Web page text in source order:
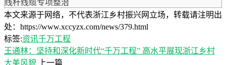
线杆线缆专项整治
本文来源于网络，不代表浙江乡村振兴网立场，转载请注明出
处：https://www.xccyzx.com/news/379.html
标签:资讯千万工程
王通林：坚持和深化新时代“千万工程” 高水平展现浙江乡村
大美风貌
上一篇